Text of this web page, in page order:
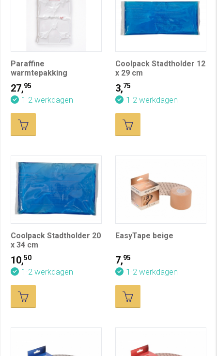
Paraffine
warmtepakking
27,95
1-2 werkdagen
Coolpack Stadtholder 12
x 29 cm
3,75
1-2 werkdagen
Coolpack Stadtholder 20
x 34 cm
10,50
1-2 werkdagen
EasyTape beige
7,95
1-2 werkdagen